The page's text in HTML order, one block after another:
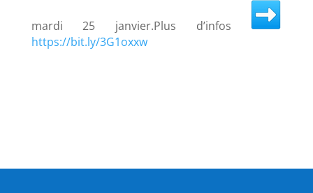
mardi 25 janvier.Plus d’infos
https://bit.ly/3G1oxxw